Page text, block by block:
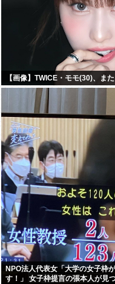
【画像】TWICE・モモ(30)、ま
NPO法人代表女「大学の女子枠
す！」 女子枠提言の張本人が見